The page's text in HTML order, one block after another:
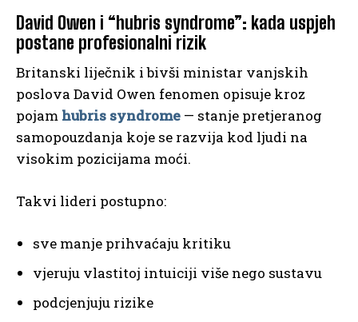
David Owen i “hubris syndrome”: kada uspjeh
postane profesionalni rizik
Britanski liječnik i bivši ministar vanjskih
poslova David Owen fenomen opisuje kroz
pojam hubris syndrome — stanje pretjeranog
samopouzdanja koje se razvija kod ljudi na
visokim pozicijama moći.
Takvi lideri postupno:
sve manje prihvaćaju kritiku
vjeruju vlastitoj intuiciji više nego sustavu
podcjenjuju rizike